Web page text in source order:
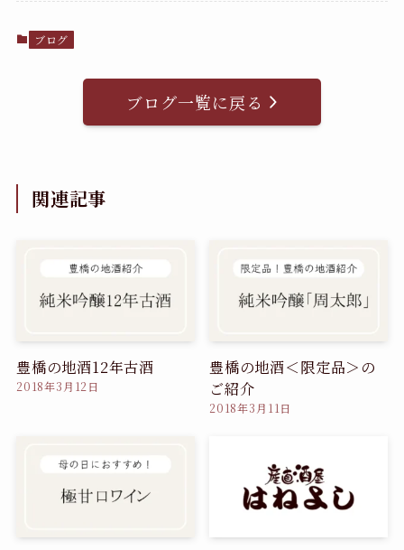
ブログ
ブログ一覧に戻る
関連記事
豊橋の地酒12年古酒
2018年3月12日
豊橋の地酒＜限定品＞の
ご紹介
2018年3月11日